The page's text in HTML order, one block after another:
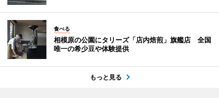
食べる
相模原の公園にタリーズ「店内焙煎」旗艦店 全国
唯一の希少豆や体験提供
もっと見る